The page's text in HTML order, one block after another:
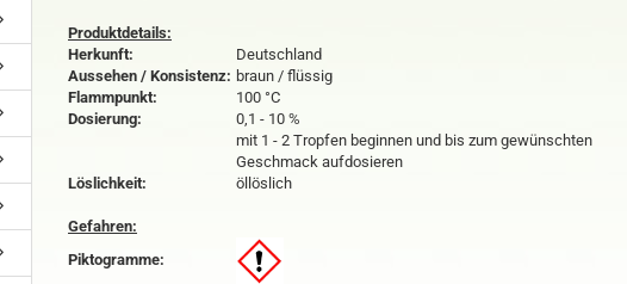
Produktdetails:
Herkunft:
Deutschland
Aussehen / Konsistenz: braun / flüssig
Flammpunkt:
100 °C
Dosierung:
0,1 - 10 %
mit 1 - 2 Tropfen beginnen und bis zum gewünschten
Geschmack aufdosieren
Löslichkeit:
öllöslich
Gefahren:
Piktogramme: